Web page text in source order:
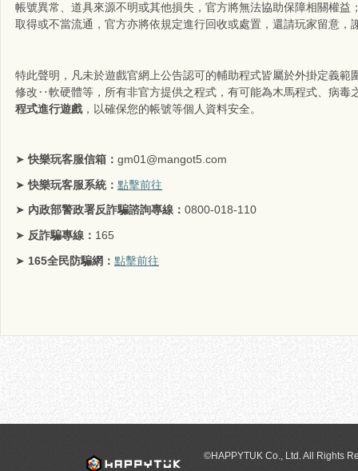
帳號異常、道具來源不明或其他損失，官方將無法協助保障相關權益
取得或不當流通，官方亦將依規定進行回收或處置，還請玩家留意，
特此聲明，凡未於遊戲官網上公告認可的輔助程式皆屬於外掛定義範
修改‥軟硬體等，所有非官方提供之程式，有可能為木馬程式、病毒
程式進行遊戲 ，以確保您的帳號等個人資料安全。
➤ 快樂玩客服信箱： gm01@mangot5.com
➤ 快樂玩客服系統： 點擊前往
➤ 內政部警政署反詐騙諮詢專線： 0800-018-110
➤ 反詐騙專線： 165
➤ 165全民防騙網： 點擊前往
©HAPPYTUK Co., Ltd. All Rights